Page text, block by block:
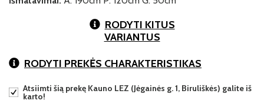
RODYTI KITUS
VARIANTUS
RODYTI PREKĖS CHARAKTERISTIKAS
Atsiimti šią prekę Kauno LEZ (Jėgainės g. 1, Biruliškės) galite iš
karto!